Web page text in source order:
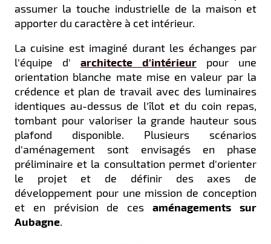
assumer la touche industrielle de la maison et
apporter du caractère à cet intérieur.
La cuisine est imaginé durant les échanges par
l'équipe d' architecte d'intérieur pour une
orientation blanche mate mise en valeur par la
crédence et plan de travail avec des luminaires
identiques au-dessus de l'îlot et du coin repas,
tombant pour valoriser la grande hauteur sous
plafond disponible. Plusieurs scénarios
d'aménagement sont envisagés en phase
préliminaire et la consultation permet d'orienter
le projet et de définir des axes de
développement pour une mission de conception
et en prévision de ces aménagements sur
Aubagne.